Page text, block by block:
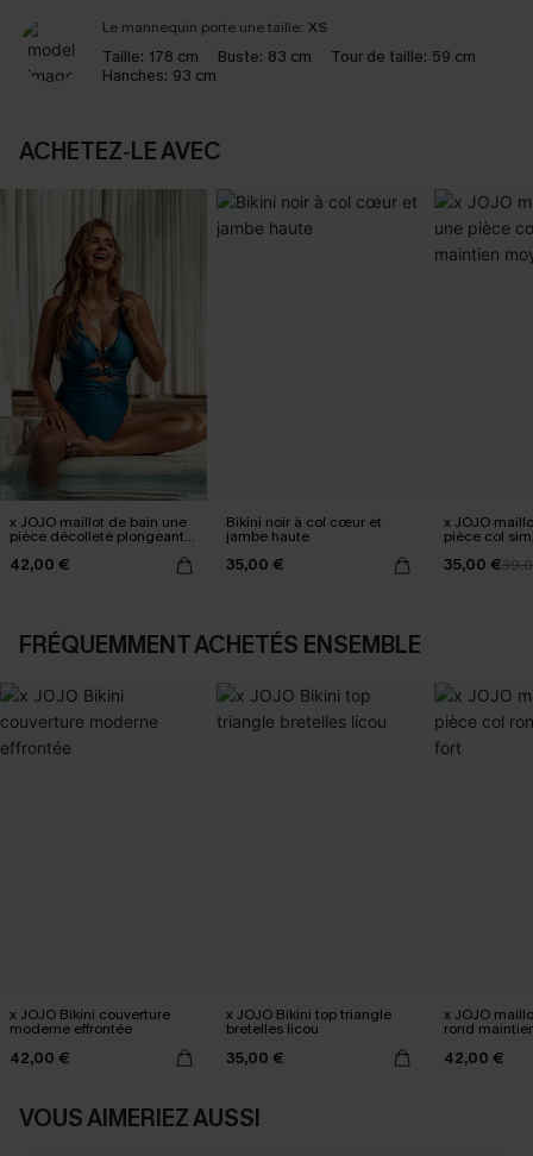
Le mannequin porte une taille: XS
Taille: 178 cm Buste: 83 cm Tour de taille: 59 cm
Hanches: 93 cm
ACHETEZ‑LE AVEC
x JOJO maillot de bain une
pièce décolleté plongeant
échancrée
42,00 €
Bikini noir à col cœur et
jambe haute
35,00 €
x JOJO
pièce col
moyen
35,00 €
FRÉQUEMMENT ACHETÉS ENSEMBLE
x JOJO Bikini couverture
moderne effrontée
42,00 €
x JOJO Bikini top triangle
bretelles licou
35,00 €
x JOJO
rond
42,00 €
VOUS AIMERIEZ AUSSI